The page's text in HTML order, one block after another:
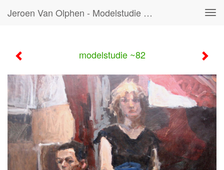
Jeroen Van Olphen - Modelstudie ~82
modelstudie ~82